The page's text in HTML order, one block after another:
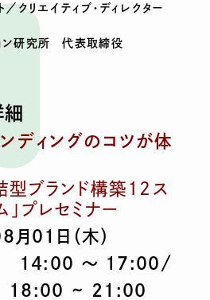
／クリエイティブ・ディレクター
ン研究所 代表取締役
ディングのコツが体
型ブランド構築12ス
」プレセミナー
01日（木）
～ 17:00/
~ 21:00